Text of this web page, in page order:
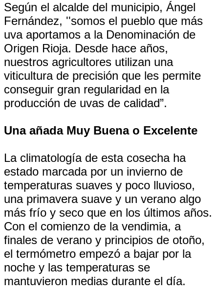
Según el alcalde del municipio, Ángel
Fernández, ''somos el pueblo que más
uva aportamos a la Denominación de
Origen Rioja. Desde hace años,
nuestros agricultores utilizan una
viticultura de precisión que les permite
conseguir gran regularidad en la
producción de uvas de calidad”.
Una añada Muy Buena o Excelente
La climatología de esta cosecha ha
estado marcada por un invierno de
temperaturas suaves y poco lluvioso,
una primavera suave y un verano algo
más frío y seco que en los últimos años.
Con el comienzo de la vendimia, a
finales de verano y principios de otoño,
el termómetro empezó a bajar por la
noche y las temperaturas se
mantuvieron medias durante el día.